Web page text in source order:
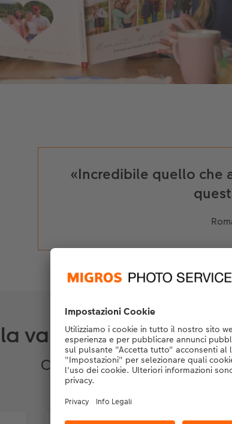
«Incredibile quello che
varietà di modelli
Crea un bellissimo